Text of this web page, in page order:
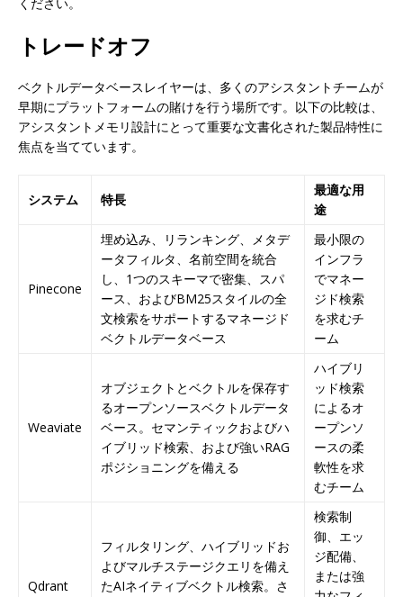
トレードオフ
ベクトルデータベースレイヤーは、多くのアシスタントチームが
早期にプラットフォームの賭けを行う場所です。以下の比較は、
アシスタントメモリ設計にとって重要な文書化された製品特性に
焦点を当てています。
システム 特長
最適な用
途
Pinecone
埋め込み、リランキング、メタデ
ータフィルタ、名前空間を統合
し、1つのスキーマで密集、スパ
ース、およびBM25スタイルの全
文検索をサポートするマネージド
ベクトルデータベース
最小限の
インフラ
でマネー
ジド検索
を求むチ
ーム
Weaviate
オブジェクトとベクトルを保存す
るオープンソースベクトルデータ
ベース。セマンティックおよびハ
イブリッド検索、および強いRAG
ポジショニングを備える
ハイブリ
ッド検索
によるオ
ープンソ
ースの柔
軟性を求
むチーム
Qdrant
フィルタリング、ハイブリッドお
よびマルチステージクエリを備え
たAIネイティブベクトル検索。さ
検索制
御、エッ
ジ配備、
または強